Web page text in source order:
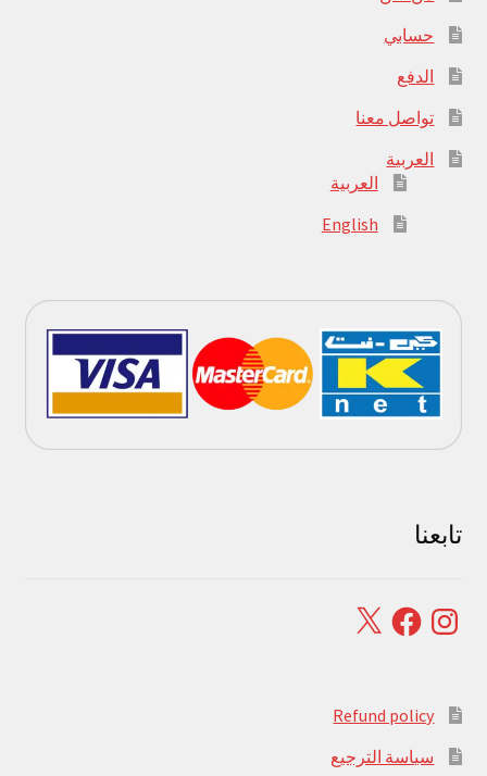
حسابي
الدفع
تواصل معنا
العربية
العربية
English
تابعنا
Instagram
Facebook
X
Refund policy
سياسة الترجيع